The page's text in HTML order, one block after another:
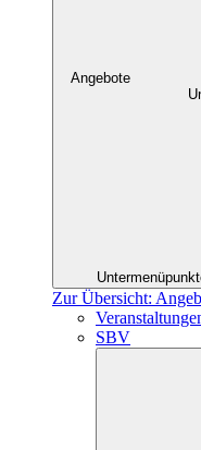
Angebote
Zur Übersicht:
SBV